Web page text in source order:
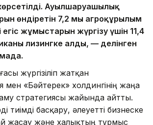
Ауылшаруашылық
өндіретін 7,2 мың агроқұрылым
егіс жұмыстарын жүргізу үшін 11,4
лизингке алды, — делінген
жүргізіліп жатқан
мен «Бәйтерек» холдингінің жаңа
стратегиясы жайында айтты.
тиімді басқару, әлеуетті бизнеске
жасау және халықтың тұрмыс